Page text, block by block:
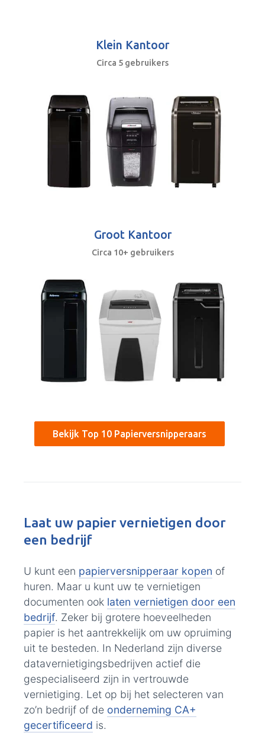
Klein Kantoor
Circa 5 gebruikers
Groot Kantoor
Circa 10+ gebruikers
Bekijk Top 10 Papierversnipperaars
Laat uw papier vernietigen door
een bedrijf
U kunt een papierversnipperaar kopen of
huren. Maar u kunt uw te vernietigen
documenten ook laten vernietigen door een
bedrijf. Zeker bij grotere hoeveelheden
papier is het aantrekkelijk om uw opruiming
uit te besteden. In Nederland zijn diverse
datavernietigingsbedrijven actief die
gespecialiseerd zijn in vertrouwde
vernietiging. Let op bij het selecteren van
zo’n bedrijf of de onderneming CA+
gecertificeerd is.